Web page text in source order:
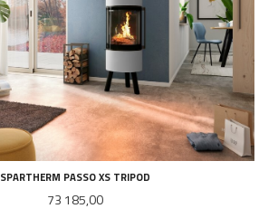
SPARTHERM PASSO XS TRIPOD
Pris
73 185,00